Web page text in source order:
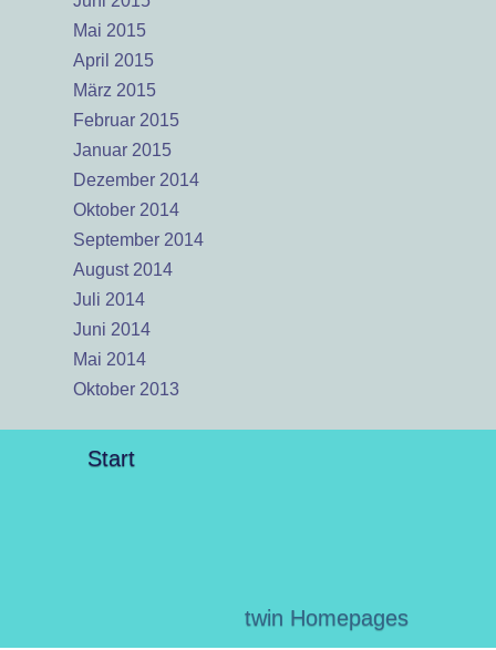
Mai 2015
April 2015
März 2015
Februar 2015
Januar 2015
Dezember 2014
Oktober 2014
September 2014
August 2014
Juli 2014
Juni 2014
Mai 2014
Oktober 2013
Start
twin Homepages